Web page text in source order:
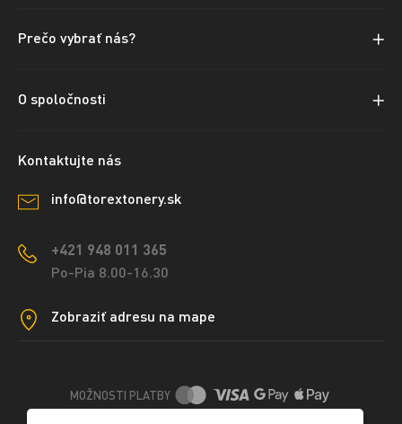
Prečo vybrať nás?
O spoločnosti
Kontaktujte nás
info@torextonery.sk
+421 948 011 365
Po-Pia 8.00-16.30
Zobraziť adresu na mape
MOŽNOSTI PLATBY